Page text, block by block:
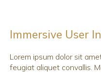
Immersive User
Lorem ipsum dolor sit
feugiat aliquet convallis.